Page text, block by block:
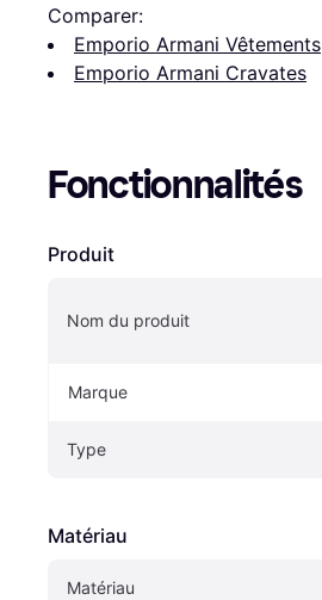
Comparer:
Emporio Armani Vêtements
Emporio Armani Cravates
Fonctionnalités
Produit
Nom du produit
Marque
Type
Matériau
Matériau